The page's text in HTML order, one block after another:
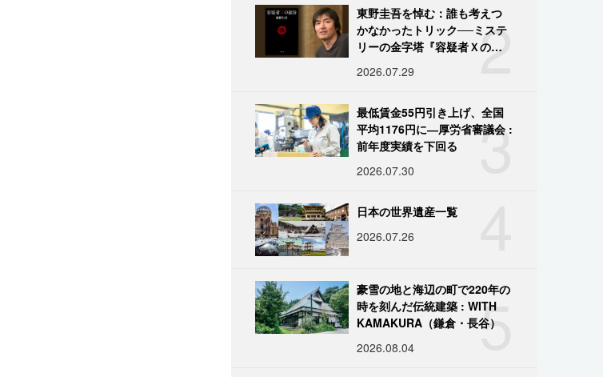
2
東野圭吾を悼む：誰も考えつ
かなかったトリック──ミステ
リーの金字塔『容疑者Ｘの献
2026.07.29
3
最低賃金55円引き上げ、全国
平均1176円に―厚労省審議会 :
前年度実績を下回る
2026.07.30
日本の世界遺産一覧
2026.07.26
5
豪雪の地と海辺の町で220年の
時を刻んだ伝統建築 : WITH
KAMAKURA（鎌倉・長谷）
2026.08.04